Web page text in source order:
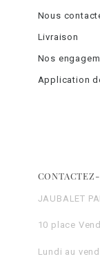
Nous
Livraison
Nos
Application
JAUBALET
10 place
Lundi au